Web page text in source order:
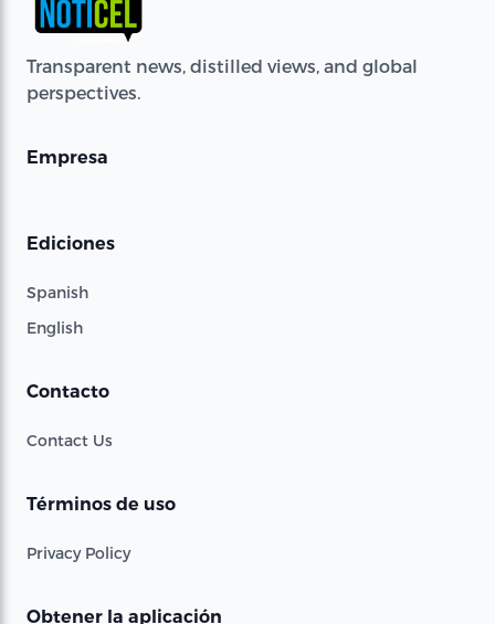
Transparent news, distilled views, and global
perspectives.
Empresa
Ediciones
Spanish
English
Contacto
Contact Us
Términos de uso
Privacy Policy
Obtener la aplicación